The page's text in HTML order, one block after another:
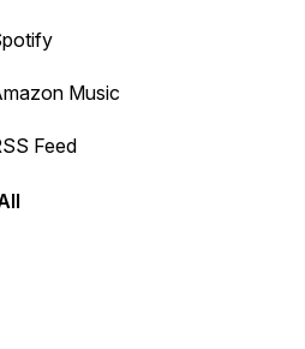
or backward.
Music
Feed